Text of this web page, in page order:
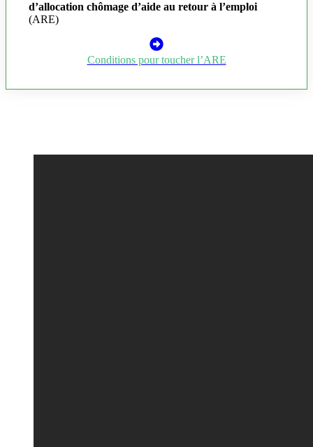
d’allocation chômage d’aide au retour à l’emploi
(ARE)
Conditions pour toucher l’ARE